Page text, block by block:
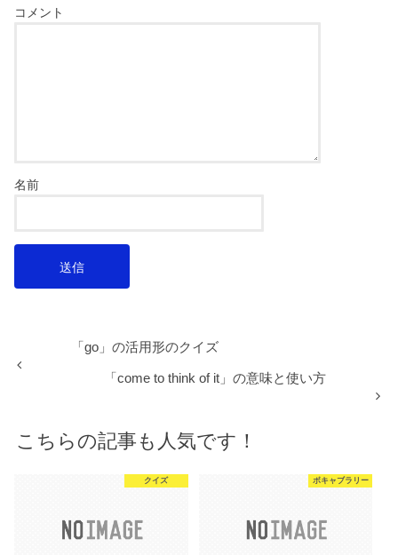
コメント
名前
「go」の活用形のクイズ
「come to think of it」の意味と使い方
こちらの記事も人気です！
クイズ ボキャブラリー